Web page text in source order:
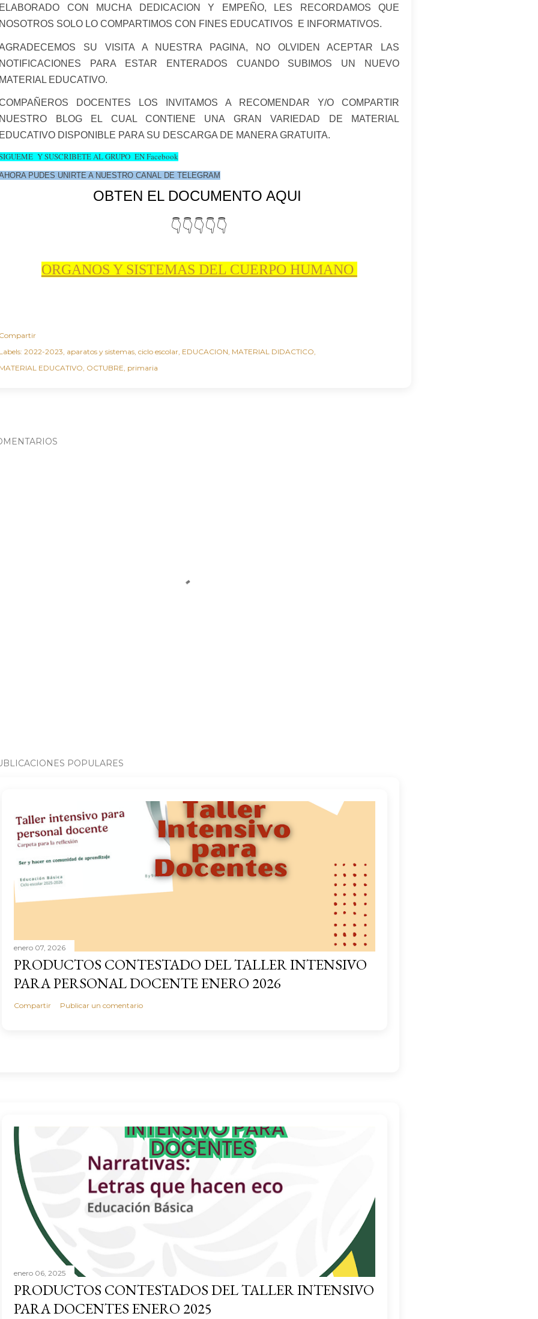
CON MUCHA DEDICACION Y EMPEÑO, LES RECORDAMOS QUE
SOLO LO COMPARTIMOS CON FINES EDUCATIVOS E INFORMATIVOS.
SU VISITA A NUESTRA PAGINA, NO OLVIDEN ACEPTAR LAS
PARA ESTAR ENTERADOS CUANDO SUBIMOS UN NUEVO
EDUCATIVO.
DOCENTES LOS INVITAMOS A RECOMENDAR Y/O COMPARTIR
BLOG EL CUAL CONTIENE UNA GRAN VARIEDAD DE MATERIAL
DISPONIBLE PARA SU DESCARGA DE MANERA GRATUITA.
Y SUSCRIBETE AL GRUPO EN Facebook
PUDES UNIRTE A NUESTRO CANAL DE TELEGRAM
OBTEN EL DOCUMENTO AQUI
👇👇👇👇👇
ORGANOS Y SISTEMAS DEL CUERPO HUMANO
2022-2023 aparatos y sistemas ciclo escolar EDUCACION MATERIAL DIDACTICO
EDUCATIVO OCTUBRE primaria
POPULARES
enero 07, 2026
PRODUCTOS CONTESTADO DEL TALLER INTENSIVO
PARA PERSONAL DOCENTE ENERO 2026
Compartir Publicar un comentario
enero 06, 2025
PRODUCTOS CONTESTADOS DEL TALLER INTENSIVO
PARA DOCENTES ENERO 2025